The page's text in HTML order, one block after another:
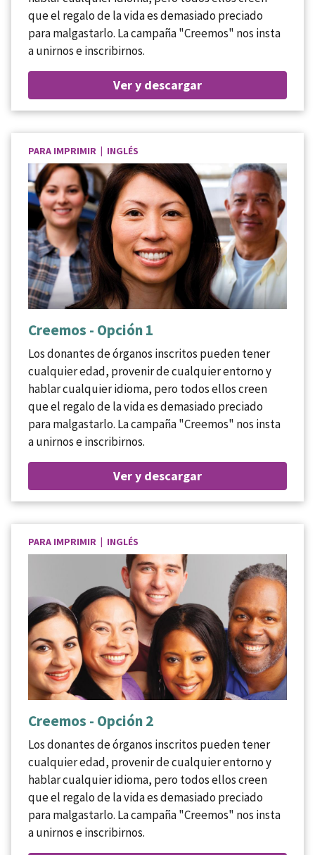
que el regalo de la vida es demasiado preciado
para malgastarlo. La campaña "Creemos" nos insta
a unirnos e inscribirnos.
Ver y descargar
PARA IMPRIMIR | INGLÉS
Creemos - Opción 1
Los donantes de órganos inscritos pueden tener
cualquier edad, provenir de cualquier entorno y
hablar cualquier idioma, pero todos ellos creen
que el regalo de la vida es demasiado preciado
para malgastarlo. La campaña "Creemos" nos insta
a unirnos e inscribirnos.
Ver y descargar
PARA IMPRIMIR | INGLÉS
Creemos - Opción 2
Los donantes de órganos inscritos pueden tener
cualquier edad, provenir de cualquier entorno y
hablar cualquier idioma, pero todos ellos creen
que el regalo de la vida es demasiado preciado
para malgastarlo. La campaña "Creemos" nos insta
a unirnos e inscribirnos.